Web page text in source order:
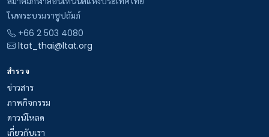
ในพระบรมราชูปถัมภ์
+66 2 503 4080
ltat_thai@ltat.org
สำรวจ
ข่าวสาร
ภาพกิจกรรม
ดาวน์โหลด
เกี่ยวกับเรา